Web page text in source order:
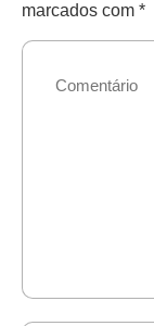
marcados com *